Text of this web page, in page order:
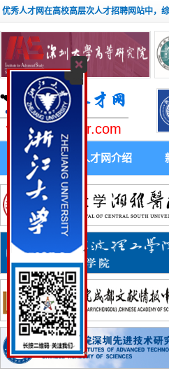
优秀人才网在高校高层次人才招聘网站中，
www.youxiuhr.com
首 页 人才网介绍